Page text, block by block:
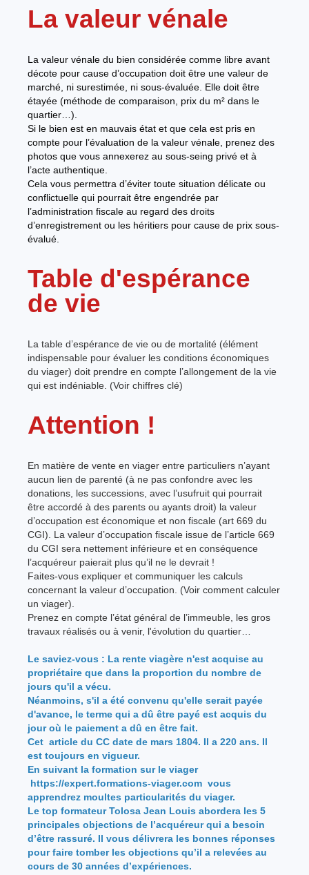
La valeur vénale
La valeur vénale du bien considérée comme libre avant
décote pour cause d’occupation doit être une valeur de
marché, ni surestimée, ni sous-évaluée. Elle doit être
étayée (méthode de comparaison, prix du m² dans le
quartier…).
Si le bien est en mauvais état et que cela est pris en
compte pour l’évaluation de la valeur vénale, prenez des
photos que vous annexerez au sous-seing privé et à
l’acte authentique.
Cela vous permettra d’éviter toute situation délicate ou
conflictuelle qui pourrait être engendrée par
l’administration fiscale au regard des droits
d’enregistrement ou les héritiers pour cause de prix sous-
évalué.
Table d'espérance
de vie
La table d’espérance de vie ou de mortalité (élément
indispensable pour évaluer les conditions économiques
du viager) doit prendre en compte l’allongement de la vie
qui est indéniable. (Voir chiffres clé)
Attention !
En matière de vente en viager entre particuliers n’ayant
aucun lien de parenté (à ne pas confondre avec les
donations, les successions, avec l’usufruit qui pourrait
être accordé à des parents ou ayants droit) la valeur
d’occupation est économique et non fiscale (art 669 du
CGI). La valeur d’occupation fiscale issue de l’article 669
du CGI sera nettement inférieure et en conséquence
l’acquéreur paierait plus qu’il ne le devrait !
Faites-vous expliquer et communiquer les calculs
concernant la valeur d’occupation. (Voir comment calculer
un viager).
Prenez en compte l’état général de l’immeuble, les gros
travaux réalisés ou à venir, l'évolution du quartier…
Le saviez-vous : La rente viagère n'est acquise au
propriétaire que dans la proportion du nombre de
jours qu'il a vécu.
Néanmoins, s'il a été convenu qu'elle serait payée
d'avance, le terme qui a dû être payé est acquis du
jour où le paiement a dû en être fait.
Cet article du CC date de mars 1804. Il a 220 ans. Il
est toujours en vigueur.
En suivant la formation sur le viager
https://expert.formations-viager.com vous
apprendrez moultes particularités du viager.
Le top formateur Tolosa Jean Louis abordera les 5
principales objections de l’acquéreur qui a besoin
d’être rassuré. Il vous délivrera les bonnes réponses
pour faire tomber les objections qu’il a relevées au
cours de 30 années d’expériences.